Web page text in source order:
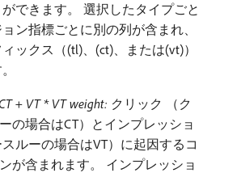
できます。 選択したタイプごと
ン指標ごとに別の列が含まれ、
ックス（(tl)、(ct)、または(vt)）
+ VT * VT weight: クリック （ク
の場合はCT）とインプレッショ
ルーの場合はVT）に起因するコ
が含まれます。 インプレッショ